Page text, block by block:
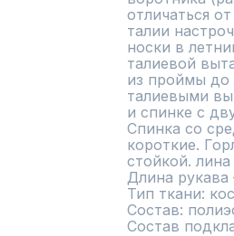
отличаться
талии
носки в
талиевой
из проймы до
талиевыми
и спинке с
Спинка со
короткие.
стойкой.
Длина рукава
Тип ткани:
Состав:
Состав